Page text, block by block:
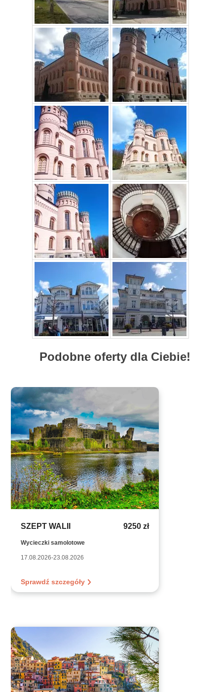
Podobne oferty dla Ciebie!
SZEPT WALII 9250 zł
Wycieczki samolotowe
17.08.2026-23.08.2026
Sprawdź szczegóły